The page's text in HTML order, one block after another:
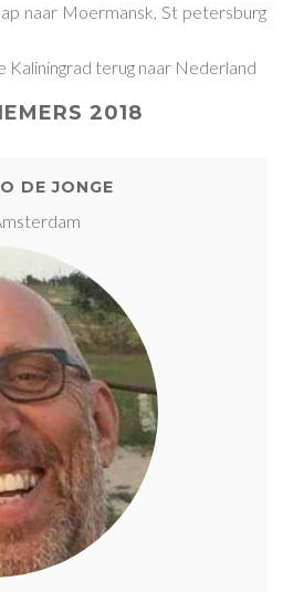
naar Moermansk, St petersburg
Kaliningrad terug naar Nederland
2018
DE JONGE